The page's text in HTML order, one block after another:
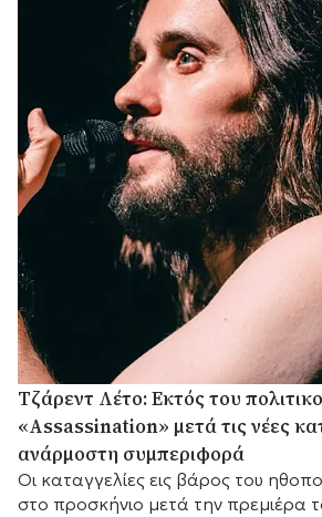
Τζάρεντ Λέτο: Εκτός του
«Assassination» μετά τις νέες
ανάρμοστη συμπεριφορά
Οι καταγγελίες εις βάρος του
στο προσκήνιο μετά την πρεμιέρα